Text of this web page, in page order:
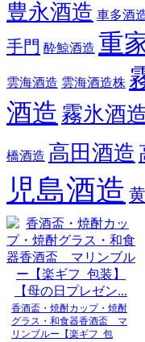
豊永酒造 車多酒
手門 酔鯨酒造 重
雲海酒造 雲海酒造株
酒造 霧氷酒
橋酒造 高田酒造
児島酒造
香酒盃・焼酎カップ・焼酎
グラス・和食器香酒盃 マ
リンブルー【楽ギフ_包